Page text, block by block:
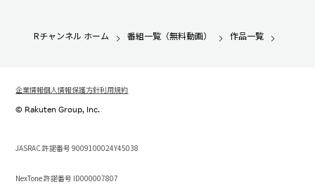
Rチャンネル ホーム 番組一覧（無料動画） 作品一覧
企業情報個人情報保護方針利用規約
© Rakuten Group, Inc.
JASRAC 許諾番号 9009100024Y45038
NexTone 許諾番号 ID000007807